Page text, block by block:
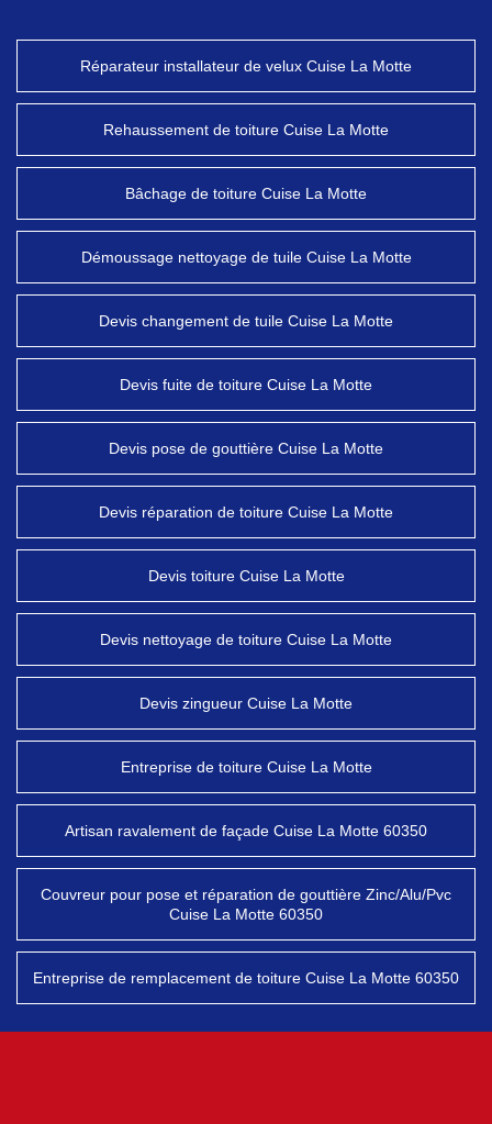
Réparateur installateur de velux Cuise La Motte
Rehaussement de toiture Cuise La Motte
Bâchage de toiture Cuise La Motte
Démoussage nettoyage de tuile Cuise La Motte
Devis changement de tuile Cuise La Motte
Devis fuite de toiture Cuise La Motte
Devis pose de gouttière Cuise La Motte
Devis réparation de toiture Cuise La Motte
Devis toiture Cuise La Motte
Devis nettoyage de toiture Cuise La Motte
Devis zingueur Cuise La Motte
Entreprise de toiture Cuise La Motte
Artisan ravalement de façade Cuise La Motte 60350
Couvreur pour pose et réparation de gouttière Zinc/Alu/Pvc
Cuise La Motte 60350
Entreprise de remplacement de toiture Cuise La Motte 60350